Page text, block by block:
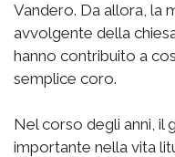
Vandero. Da allora, la
avvolgente della
hanno contribuito a
semplice coro.
Nel corso degli anni, il
importante nella vita